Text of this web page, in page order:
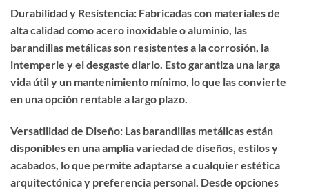
Durabilidad y Resistencia: Fabricadas con materiales de
alta calidad como acero inoxidable o aluminio, las
barandillas metálicas son resistentes a la corrosión, la
intemperie y el desgaste diario. Esto garantiza una larga
vida útil y un mantenimiento mínimo, lo que las convierte
en una opción rentable a largo plazo.
Versatilidad de Diseño: Las barandillas metálicas están
disponibles en una amplia variedad de diseños, estilos y
acabados, lo que permite adaptarse a cualquier estética
arquitectónica y preferencia personal. Desde opciones